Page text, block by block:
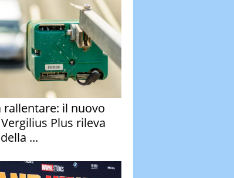
rallentare: il nuovo
Plus rileva
...